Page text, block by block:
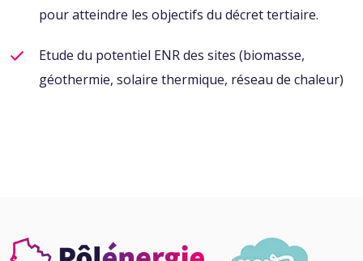
pouratteindre les objectifs du décret tertiaire.
Etude du potentiel ENR des sites (biomasse,
géothermie, solaire thermique, réseau de chaleur)